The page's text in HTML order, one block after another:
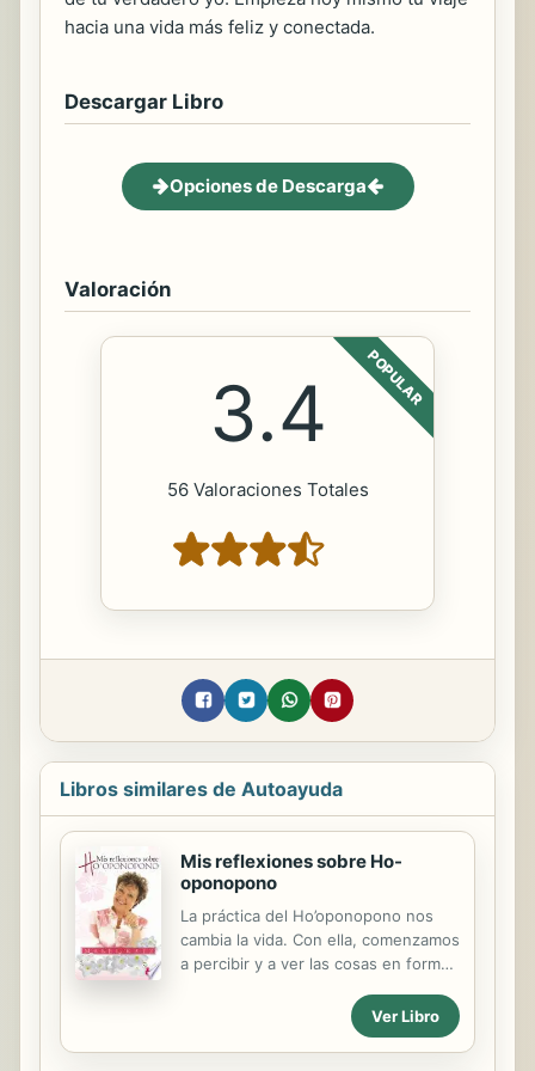
hacia una vida más feliz y conectada.
Descargar Libro
Opciones de Descarga
Valoración
POPULAR
3.4
56 Valoraciones Totales
Libros similares de Autoayuda
Mis reflexiones sobre Ho-
oponopono
La práctica del Ho’oponopono nos
cambia la vida. Con ella, comenzamos
a percibir y a ver las cosas en forma
presentes y más en cero, lo cual nos
permite reaccionar menos y utilizar
nuestra energía mental, emocional y
Ver Libro